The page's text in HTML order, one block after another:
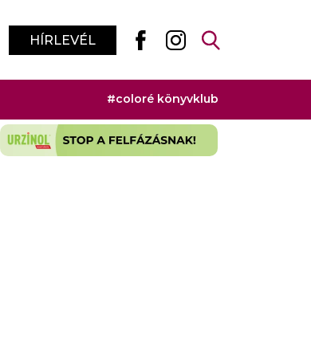
HÍRLEVÉL
#coloré könyvklub